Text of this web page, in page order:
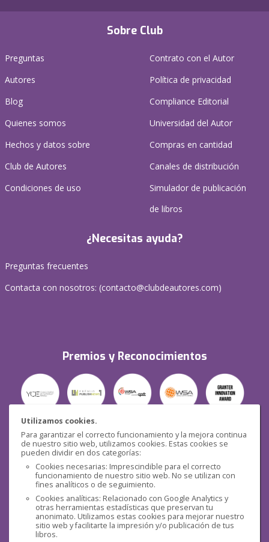
Utilizamos cookies.
Para garantizar el correcto funcionamiento y la mejora continua
de nuestro sitio web, utilizamos cookies. Estas cookies se
pueden dividir en dos categorías:
Cookies necesarias: Imprescindible para el correcto
funcionamiento de nuestro sitio web. No se utilizan con
fines analíticos o de seguimiento.
Cookies analíticas: Relacionado con Google Analytics y
otras herramientas estadísticas que preservan tu
anonimato. Utilizamos estas cookies para mejorar nuestro
sitio web y facilitarte la impresión y/o publicación de tus
libros.
Sobre Club
Preguntas
Autores
Blog
Quienes somos
Hechos y datos sobre
Club de Autores
Condiciones de uso
Contrato con el Autor
Política de privacidad
Compliance Editorial
Universidad del Autor
Compras en cantidad
Canales de distribución
Simulador de publicación
de libros
¿Necesitas ayuda?
Preguntas frecuentes
Contacta con nosotros: (contacto@clubdeautores.com)
Premios y Reconocimientos
Seguridad
Redes sociales